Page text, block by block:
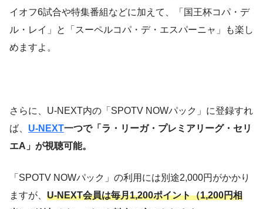
イオフ6試合や特集番組などに加えて、「国王杯コパ・デ
ル・レイ」と「スーペルコパ・デ・エスパーニャ」も楽し
めますよ。
さらに、U-NEXT内の「SPOTV NOWパック」に登録すれ
ば、 U-NEXT一つで「ラ・リーガ・プレミアリーグ・セリ
エA」が視聴可能。
「SPOTV NOWパック」の利用には別途2,000円がかかり
ますが、 U-NEXT会員は毎月1,200ポイント（1,200円相